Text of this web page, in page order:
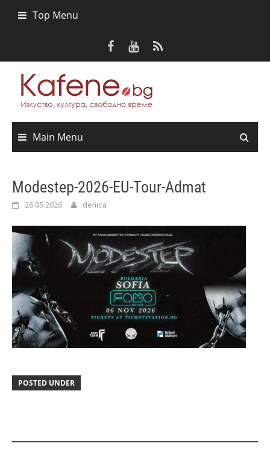
Top Menu
Main Menu
Modestep-2026-EU-Tour-Admat
26.05.2026 denica
POSTED UNDER